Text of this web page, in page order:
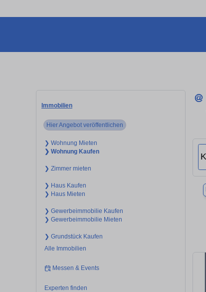
Immobilien
Hier Angebot veröffentlichen
❯ Wohnung Mieten
❯ Wohnung Kaufen
❯ Zimmer mieten
❯ Haus Kaufen
❯ Haus Mieten
❯ Gewerbeimmobilie Kaufen
❯ Gewerbeimmobilie Mieten
❯ Grundstück Kaufen
Alle Immobilien
Messen & Events
Experten finden